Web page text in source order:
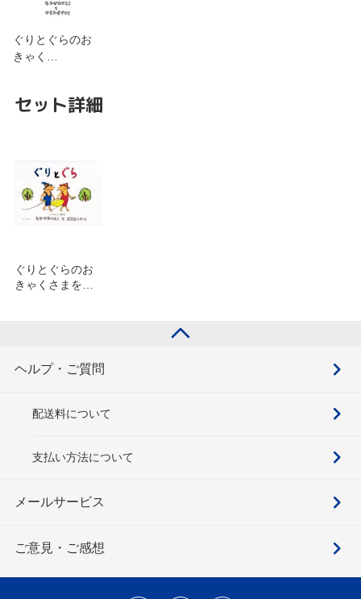
ぐりとぐらのお
きゃく…
セット詳細
ぐりとぐらのお
きゃくさまを含
ヘルプ・ご質問
配送料について
支払い方法について
メールサービス
ご意見・ご感想